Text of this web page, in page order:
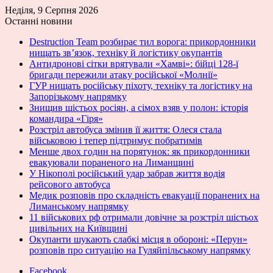
Неділя, 9 Серпня 2026
Останні новини
Destruction Team розбирає тил ворога: прикордонники
нищать зв’язок, техніку й логістику окупантів
Антидронові сітки врятували «Хамві»: бійці 128-ї
бригади пережили атаку російської «Молнії»
ГУР нищать російську піхоту, техніку та логістику на
Запорізькому напрямку
Знищив шістьох росіян, а сімох взяв у полон: історія
командира «Гіря»
Розстріл автобуса змінив її життя: Олеся стала
військовою і тепер підтримує побратимів
Менше двох годин на порятунок: як прикордонники
евакуювали пораненого на Лиманщині
У Нікополі російський удар забрав життя водія
рейсового автобуса
Медик розповів про складність евакуації поранених на
Лиманському напрямку
11 військових рф отримали довічне за розстріл шістьох
цивільних на Київщині
Окупанти шукають слабкі місця в обороні: «Перун»
розповів про ситуацію на Гуляйпільському напрямку
Facebook